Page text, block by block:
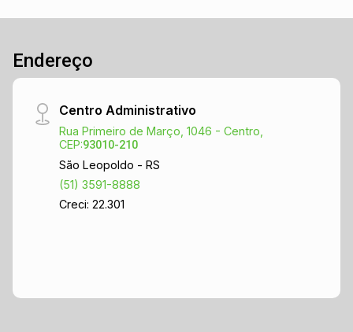
Endereço
Centro Administrativo
Rua Primeiro de Março, 1046 - Centro,
CEP:93010-210
São Leopoldo - RS
(51) 3591-8888
Creci: 22.301